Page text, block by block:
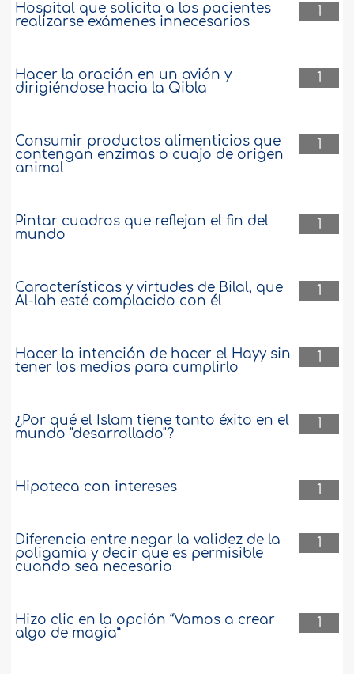
1
Hospital que solicita a los pacientes
realizarse exámenes innecesarios
1
Hacer la oración en un avión y
dirigiéndose hacia la Qibla
1
Consumir productos alimenticios que
contengan enzimas o cuajo de origen
animal
1
Pintar cuadros que reflejan el fin del
mundo
1
Características y virtudes de Bilal, que
Al-lah esté complacido con él
1
Hacer la intención de hacer el Hayy sin
tener los medios para cumplirlo
1
¿Por qué el Islam tiene tanto éxito en el
mundo "desarrollado"?
1
Hipoteca con intereses
1
Diferencia entre negar la validez de la
poligamia y decir que es permisible
cuando sea necesario
1
Hizo clic en la opción “Vamos a crear
algo de magia”